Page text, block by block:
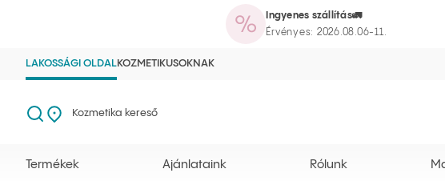
Ingyenes szállítás🚛
Érvényes: 2026.08.06-11.
Kozmetika kereső
AjánlatainkRólunkMagazin
LAKOSSÁGI OLDALKOZMETIKUSOKNAK
Keresés Kozmetika kereső
Termékek Ajánlataink Rólunk